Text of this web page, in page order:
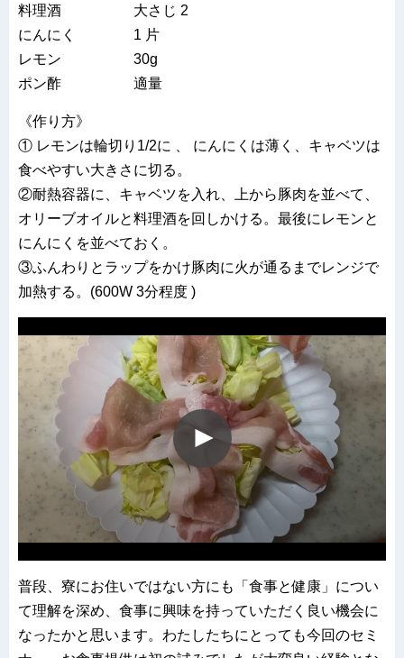
料理酒 大さじ 2
にんにく 1 片
レモン 30g
ポン酢 適量
《作り方》
① レモンは輪切り1/2に 、 にんにくは薄く、キャベツは
食べやすい大きさに切る。
②耐熱容器に、キャベツを入れ、上から豚肉を並べて、
オリーブオイルと料理酒を回しかける。最後にレモンと
にんにくを並べておく。
③ふんわりとラップをかけ豚肉に火が通るまでレンジで
加熱する。(600W 3分程度 )
普段、寮にお住いではない方にも「食事と健康」につい
て理解を深め、食事に興味を持っていただく良い機会に
なったかと思います。わたしたちにとっても今回のセミ